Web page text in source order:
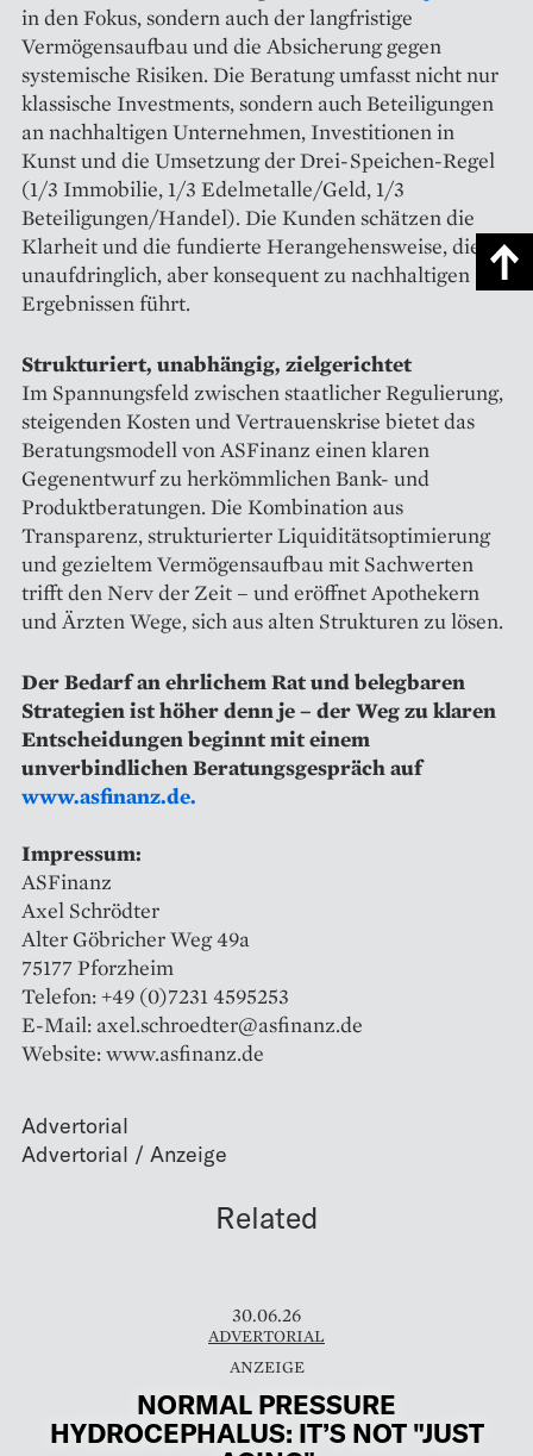
in den Fokus, sondern auch der langfristige
Vermögensaufbau und die Absicherung gegen
systemische Risiken. Die Beratung umfasst nicht nur
klassische Investments, sondern auch Beteiligungen
an nachhaltigen Unternehmen, Investitionen in
Kunst und die Umsetzung der Drei-Speichen-Regel
(1/3 Immobilie, 1/3 Edelmetalle/Geld, 1/3
Beteiligungen/Handel). Die Kunden schätzen die
Klarheit und die fundierte Herangehensweise, die
unaufdringlich, aber konsequent zu nachhaltigen
Ergebnissen führt.
Strukturiert, unabhängig, zielgerichtet
Im Spannungsfeld zwischen staatlicher Regulierung,
steigenden Kosten und Vertrauenskrise bietet das
Beratungsmodell von ASFinanz einen klaren
Gegenentwurf zu herkömmlichen Bank- und
Produktberatungen. Die Kombination aus
Transparenz, strukturierter Liquiditätsoptimierung
und gezieltem Vermögensaufbau mit Sachwerten
trifft den Nerv der Zeit – und eröffnet Apothekern
und Ärzten Wege, sich aus alten Strukturen zu lösen.
Der Bedarf an ehrlichem Rat und belegbaren
Strategien ist höher denn je – der Weg zu klaren
Entscheidungen beginnt mit einem
unverbindlichen Beratungsgespräch auf
www.asfinanz.de.
Impressum:
ASFinanz
Axel Schrödter
Alter Göbricher Weg 49a
75177 Pforzheim
Telefon: +49 (0)7231 4595253
E-Mail: axel.schroedter@asfinanz.de
Website: www.asfinanz.de
Advertorial
Related
30.06.26
ADVERTORIAL
NORMAL PRESSURE
HYDROCEPHALUS: IT’S NOT "JUST